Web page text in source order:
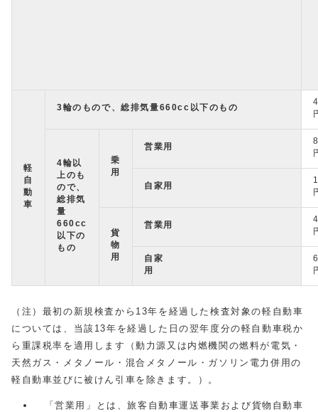
軽
自
動
車
3輪のもので、総排気量660cc以下のもの
4輪以
上のも
ので、
総排気
量
660cc
以下の
もの
乗
用
営業用
自家用
貨
物
用
営業用
自家
用
（注）最初の新規検査から13年を経過した検査対象の軽自動車
については、当該13年を経過した日の翌年度分の軽自動車税か
ら重課税率を適用します（動力源又は内燃機関の燃料が電気・
天然ガス・メタノール・混合メタノール・ガソリン電力併用の
軽自動車並びに被けん引車を除きます。）。
「営業用」とは、旅客自動車運送事業および貨物自動車